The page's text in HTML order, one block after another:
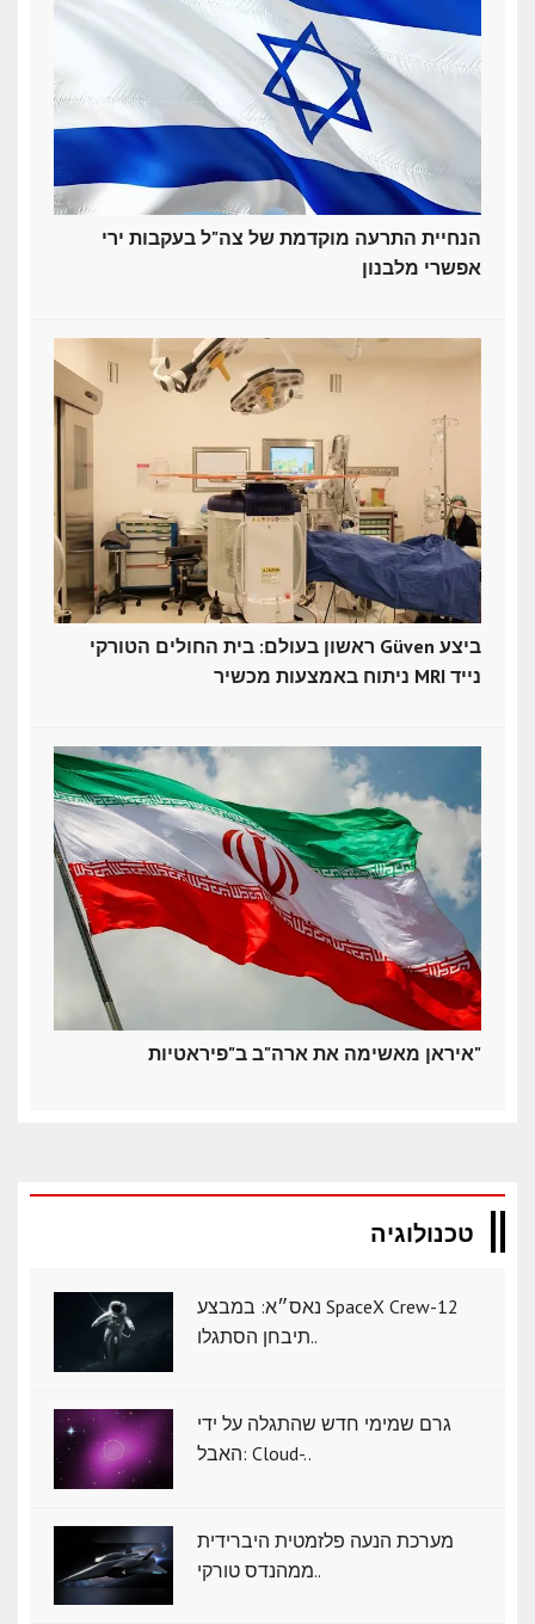
הנחיית התרעה מוקדמת של צה"ל בעקבות ירי
אפשרי מלבנון
ראשון בעולם: בית החולים הטורקי Güven ביצע
ניתוח באמצעות מכשיר MRI נייד
איראן מאשימה את ארה"ב ב"פיראטיות"
טכנולוגיה
נאס״א: במבצע SpaceX Crew-12
תיבחן הסתגלו..
גרם שמימי חדש שהתגלה על ידי
האבל: Cloud-..
מערכת הנעה פלזמטית היברידית
ממהנדס טורקי..